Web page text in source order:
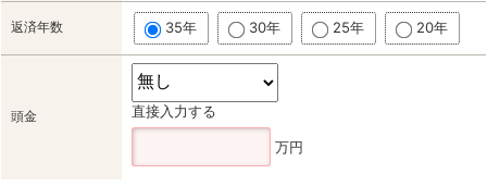
返済年数 35年 30年 25年 20年
頭金 直接入力する
万円